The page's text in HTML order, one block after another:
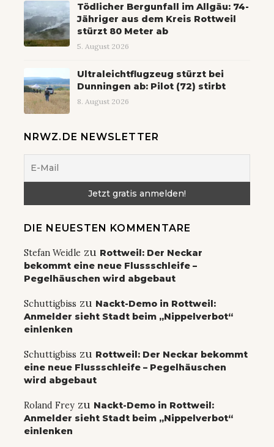
Tödlicher Bergunfall im Allgäu: 74-
Jähriger aus dem Kreis Rottweil
stürzt 80 Meter ab
5. August 2026
Ultraleichtflugzeug stürzt bei
Dunningen ab: Pilot (72) stirbt
8. August 2026
NRWZ.DE NEWSLETTER
DIE NEUESTEN KOMMENTARE
Stefan Weidle zu Rottweil: Der Neckar
bekommt eine neue Flussschleife –
Pegelhäuschen wird abgebaut
Schuttigbiss zu Nackt-Demo in Rottweil:
Anmelder sieht Stadt beim „Nippelverbot“
einlenken
Schuttigbiss zu Rottweil: Der Neckar bekommt
eine neue Flussschleife – Pegelhäuschen
wird abgebaut
Roland Frey zu Nackt-Demo in Rottweil:
Anmelder sieht Stadt beim „Nippelverbot“
einlenken